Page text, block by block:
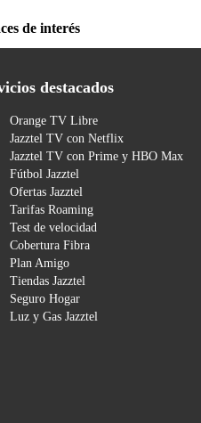
de interés
destacados
Orange TV Libre
Jazztel TV con Netflix
Jazztel TV con Prime y HBO Max
Fútbol Jazztel
Ofertas Jazztel
Tarifas Roaming
Test de velocidad
Cobertura Fibra
Plan Amigo
Tiendas Jazztel
Seguro Hogar
Luz y Gas Jazztel